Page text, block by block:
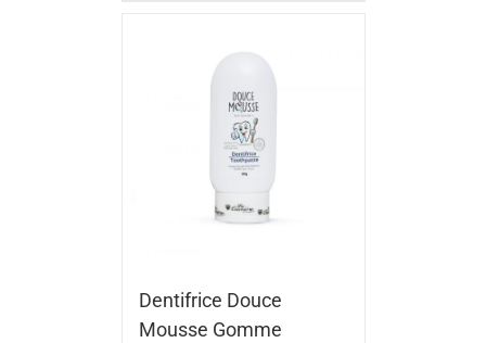
Dentifrice Douce
Mousse Gomme